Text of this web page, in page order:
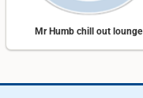
Mr Humb chill out lounge